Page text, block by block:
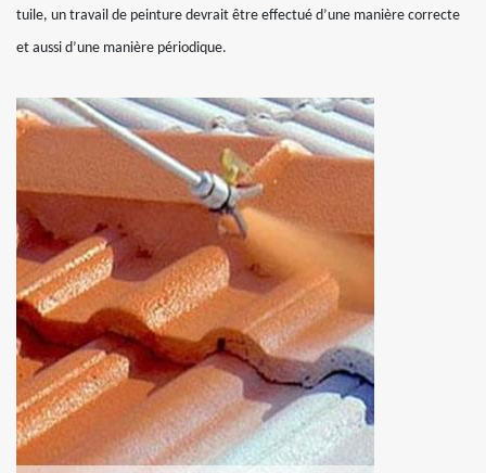
tuile, un travail de peinture devrait être effectué d’une manière correcte
et aussi d’une manière périodique.